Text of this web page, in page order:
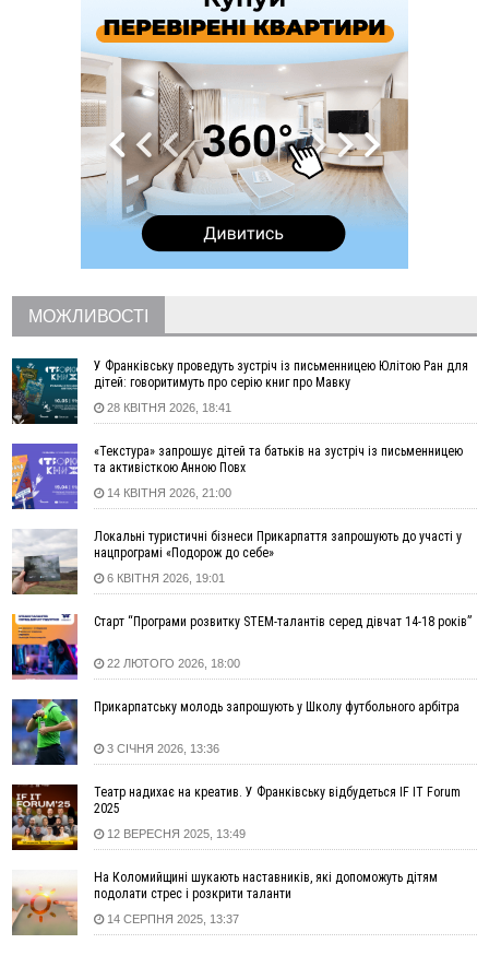
СБС за дві доби уразили 13 енергооб'єктів на окупованих
територіях
Українці подали рекордну кількість заяв до університетів.
Які спеціальності обирають
Зарплати на Прикарпатті за місяць зросли на 10%, але до
середньої по Україні ще далеко
Франківець, який стріляв біля АЗС, вийшов під заставу та
був повторно затриманий
Прикарпатець прийшов у Пенсійний та заявив поліції про
гранату, бо йому не нарахували пенсію
У Болгарії затримали прикарпатця, який виготовляв
14:47
Стефанішина отримала нову підозру. Їй обирають
запобіжний захід
14:02
«Пілот з Лондона» видурив у жительки Коломийщини
майже 64 тисячі гривень
13:13
У четвер на Прикарпатті очікується сильна спека до 39°
у полі невідому речовину
12:29
роботи стаціонарів
12:07
На межі Прикарпаття і Тернопільщини невідомі засипали
русло Золотої Липи та облаштували переправу
11:44
У Франківську та Яремче зафіксували нові температурні
11:17
Росія вдарила по Харкову "Бандероллю": є постраждалі,
пошкоджено цивільне підприємство
10:54
Верховний суд повернув державі 1,5 га лісу із трьома
ставками в Івано-Франківській громаді
10:10
На Каскаді замість веж планують зробити сквер з
дитмайданчиком
жінка
09:09
ВІДЕО
України
На Прикарпатті за пів року трапилось понад 100 ДТП через
нетверезих водіїв
08:08
рф масовано атакувала Київ та область: 14 загиблих,
МОЖЛИВОСТІ
У Франківську проведуть зустріч із письменницею Юлітою Ран для
дітей: говоритимуть про серію книг про Мавку
28 КВІТНЯ 2026, 18:41
«Текстура» запрошує дітей та батьків на зустріч із письменницею
та активісткою Анною Повх
14 КВІТНЯ 2026, 21:00
Локальні туристичні бізнеси Прикарпаття запрошують до участі у
нацпрограмі «Подорож до себе»
6 КВІТНЯ 2026, 19:01
Старт “Програми розвитку STEM-талантів серед дівчат 14-18 років”
22 ЛЮТОГО 2026, 18:00
Прикарпатську молодь запрошують у Школу футбольного арбітра
3 СІЧНЯ 2026, 13:36
Театр надихає на креатив. У Франківську відбудеться IF IT Forum
2025
12 ВЕРЕСНЯ 2025, 13:49
На Коломийщині шукають наставників, які допоможуть дітям
подолати стрес і розкрити таланти
14 СЕРПНЯ 2025, 13:37